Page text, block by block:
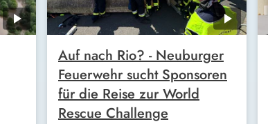
Auf nach Rio? - Neuburger
Feuerwehr sucht Sponsoren
für die Reise zur World
Rescue Challenge